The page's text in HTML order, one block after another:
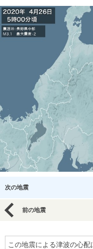
次の地震
前の地震
この地震による津波の心配